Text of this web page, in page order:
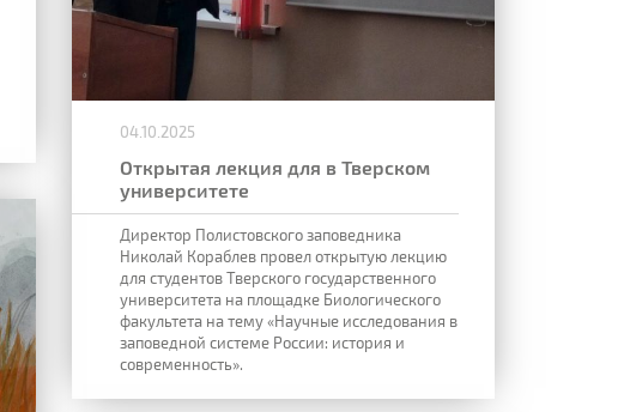
04.10.2025
Открытая лекция для в Тверском
университете
Директор Полистовского заповедника
Николай Кораблев провел открытую лекцию
для студентов Тверского государственного
университета на площадке Биологического
факультета на тему «Научные исследования в
заповедной системе России: история и
современность».